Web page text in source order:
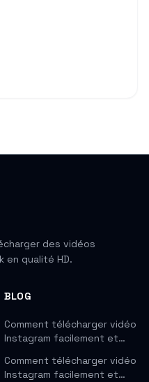
des vidéos
en qualité HD.
BLOG
Comment télécharger vidéo
Instagram facilement et…
Comment télécharger vidéo
Instagram facilement et…